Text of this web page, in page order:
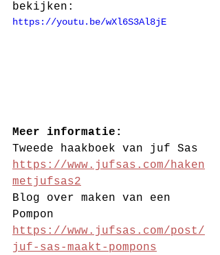
bekijken:
https://youtu.be/wXl6S3Al8jE
Meer informatie:
Tweede haakboek van juf Sas
https://www.jufsas.com/haken
metjufsas2
Blog over maken van een
Pompon
https://www.jufsas.com/post/
juf-sas-maakt-pompons